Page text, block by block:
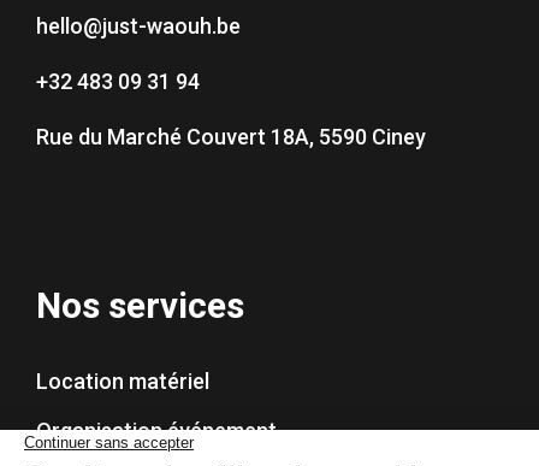
hello@just-waouh.be
+32 483 09 31 94
Rue du Marché Couvert 18A, 5590 Ciney
Nos services
Location matériel
Organisation événement